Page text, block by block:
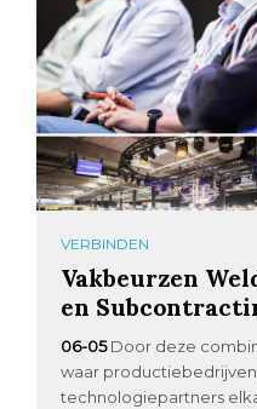
VERBINDEN
Vakbeurzen
en
06-05 Door deze
waar
technologiepartners